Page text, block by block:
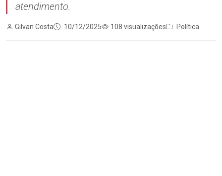
atendimento.
Gilvan Costa 10/12/2025 108 visualizações Política